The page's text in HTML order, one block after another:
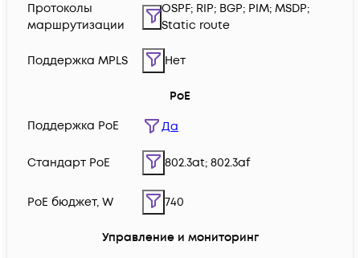
Протоколы
маршрутизации
OSPF; RIP; BGP; PIM; MSDP;
Static route
Поддержка MPLS Нет
PoE
Поддержка PoE
Да
Cтандарт PoE 802.3at; 802.3af
PoE бюджет, W 740
Управление и мониторинг